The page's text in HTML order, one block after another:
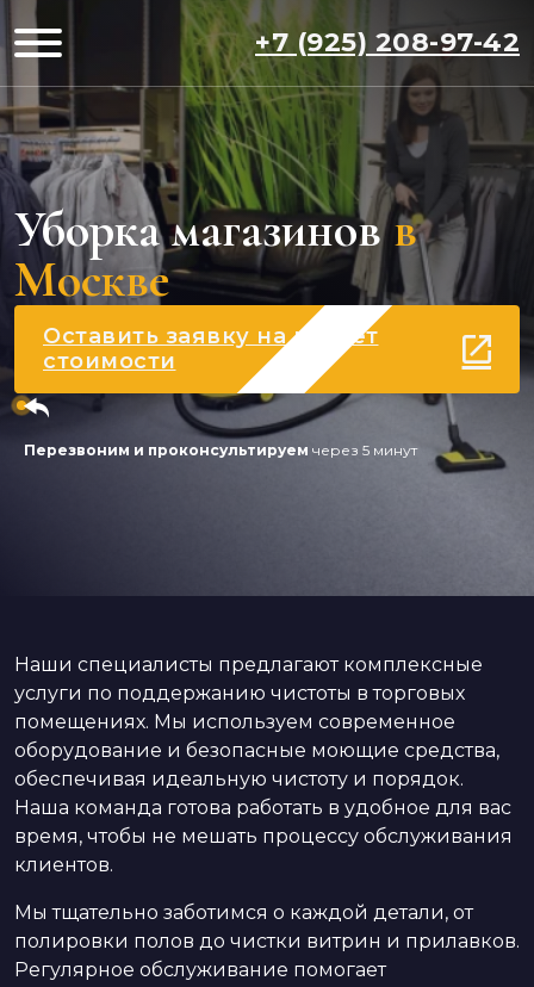
+7 (925) 208-97-42
Уборка магазинов в
Москве
Оставить заявку на расчет
стоимости
Перезвоним и проконсультируем через 5 минут
Наши специалисты предлагают комплексные
услуги по поддержанию чистоты в торговых
помещениях. Мы используем современное
оборудование и безопасные моющие средства,
обеспечивая идеальную чистоту и порядок.
Наша команда готова работать в удобное для вас
время, чтобы не мешать процессу обслуживания
клиентов.
Мы тщательно заботимся о каждой детали, от
полировки полов до чистки витрин и прилавков.
Регулярное обслуживание помогает